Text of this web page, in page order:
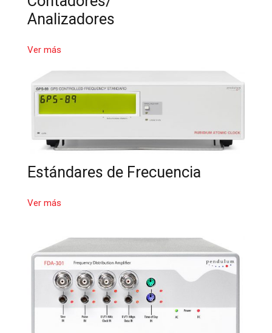
Analizadores
Ver más
Estándares de Frecuencia
Ver más